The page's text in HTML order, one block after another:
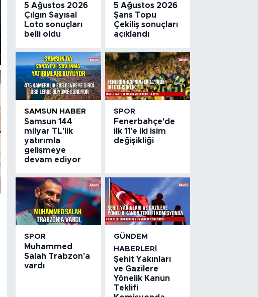
5 Ağustos 2026
Çılgın Sayısal
Loto sonuçları
belli oldu
5 Ağustos 2026
Şans Topu
Çekiliş sonuçları
açıklandı
SAMSUN HABER
Samsun 144
milyar TL'lik
yatırımla
gelişmeye
devam ediyor
SPOR
Fenerbahçe'de
ilk 11'e iki isim
değişikliği
SPOR
Muhammed
Salah Trabzon'a
vardı
GÜNDEM
HABERLERI
Şehit Yakınları
ve Gazilere
Yönelik Kanun
Teklifi